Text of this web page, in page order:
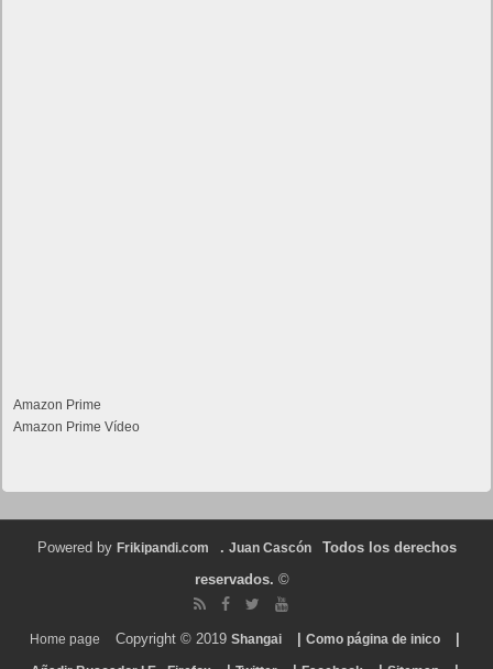
Amazon Prime
Amazon Prime Vídeo
Powered by Frikipandi.com . Juan Cascón
Todos los derechos
reservados. ©
Home page Copyright © 2019 Shangai Como página de inico